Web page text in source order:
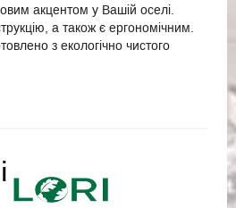
акцентом у Вашій оселі.
а також є ергономічним.
з екологічно чистого